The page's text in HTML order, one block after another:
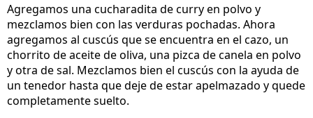
Agregamos una cucharadita de curry en polvo y
mezclamos bien con las verduras pochadas. Ahora
agregamos al cuscús que se encuentra en el cazo, un
chorrito de aceite de oliva, una pizca de canela en polvo
y otra de sal. Mezclamos bien el cuscús con la ayuda de
un tenedor hasta que deje de estar apelmazado y quede
completamente suelto.